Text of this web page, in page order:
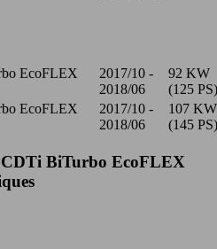
EcoFLEX
2017/10 -
2018/06
92 KW
(125 PS)
EcoFLEX
2017/10 -
2018/06
107 KW
(145 PS)
BiTurbo EcoFLEX